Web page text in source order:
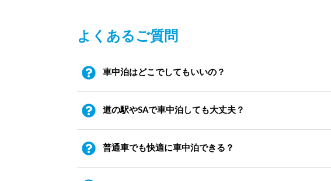
よくあるご質問
車中泊はどこでしてもいいの？
道の駅やSAで車中泊しても大丈夫？
普通車でも快適に車中泊できる？